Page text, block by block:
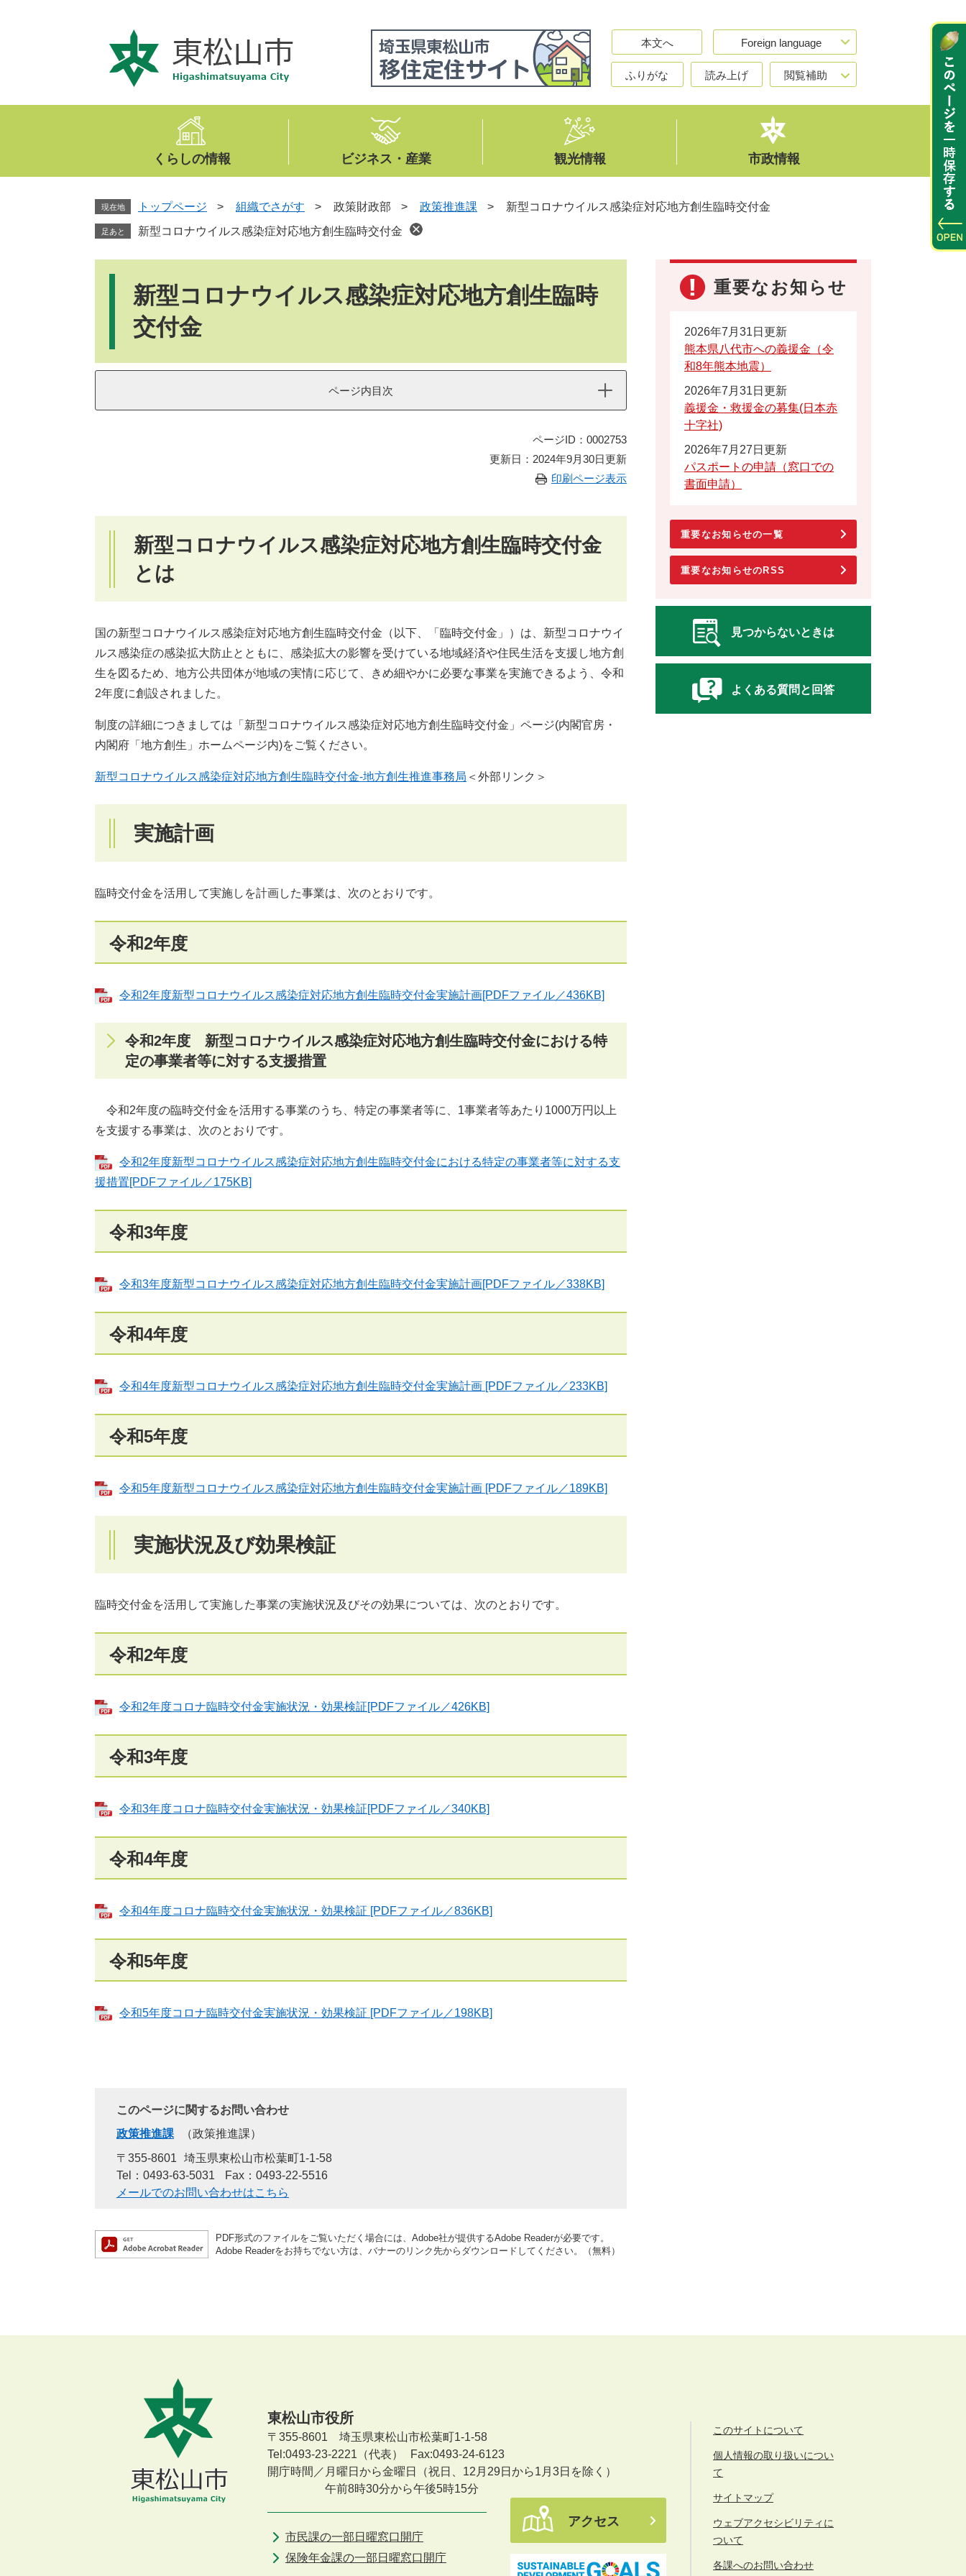
文
本文へ Foreign language
ふりがな 読み上げ 閲覧補助
くらしの情報 ビジネス・産業 観光情報 市政情報
現在地 トップページ > 組織でさがす > 政策財政部 > 政策推進課 > 新型コロナウイルス感染症対応地方創生臨時交付金
足あと 新型コロナウイルス感染症対応地方創生臨時交付金
新型コロナウイルス感染症対応地方創生臨時
交付金
ページ内目次
ページID：0002753
更新日：2024年9月30日更新
印刷ページ表示
新型コロナウイルス感染症対応地方創生臨時交付金
とは
国の新型コロナウイルス感染症対応地方創生臨時交付金（以下、「臨時交付金」）は、新型コロナウイ
ルス感染症の感染拡大防止とともに、感染拡大の影響を受けている地域経済や住民生活を支援し地方創
生を図るため、地方公共団体が地域の実情に応じて、きめ細やかに必要な事業を実施できるよう、令和
2年度に創設されました。
制度の詳細につきましては「新型コロナウイルス感染症対応地方創生臨時交付金」ページ(内閣官房・
内閣府「地方創生」ホームページ内)をご覧ください。
新型コロナウイルス感染症対応地方創生臨時交付金-地方創生推進事務局 ＜外部リンク＞
実施計画
臨時交付金を活用して実施しを計画した事業は、次のとおりです。
令和2年度
令和2年度新型コロナウイルス感染症対応地方創生臨時交付金実施計画[PDFファイル／436KB]
令和2年度 新型コロナウイルス感染症対応地方創生臨時交付金における特
定の事業者等に対する支援措置
令和2年度の臨時交付金を活用する事業のうち、特定の事業者等に、1事業者等あたり1000万円以上
を支援する事業は、次のとおりです。
令和2年度新型コロナウイルス感染症対応地方創生臨時交付金における特定の事業者等に対する支
援措置[PDFファイル／175KB]
令和3年度
令和3年度新型コロナウイルス感染症対応地方創生臨時交付金実施計画[PDFファイル／338KB]
令和4年度
令和4年度新型コロナウイルス感染症対応地方創生臨時交付金実施計画 [PDFファイル／233KB]
令和5年度
令和5年度新型コロナウイルス感染症対応地方創生臨時交付金実施計画 [PDFファイル／189KB]
実施状況及び効果検証
臨時交付金を活用して実施した事業の実施状況及びその効果については、次のとおりです。
令和2年度
令和2年度コロナ臨時交付金実施状況・効果検証[PDFファイル／426KB]
令和3年度
令和3年度コロナ臨時交付金実施状況・効果検証[PDFファイル／340KB]
令和4年度
令和4年度コロナ臨時交付金実施状況・効果検証 [PDFファイル／836KB]
令和5年度
令和5年度コロナ臨時交付金実施状況・効果検証 [PDFファイル／198KB]
このページに関するお問い合わせ
政策推進課
政策推進課
〒355-8601
埼玉県東松山市松葉町1-1-58
Tel：0493-63-5031
Fax：0493-22-5516
メールでのお問い合わせはこちら
PDF形式のファイルをご覧いただく場合には、Adobe社が提供するAdobe Readerが必要です。
Adobe Readerをお持ちでない方は、バナーのリンク先からダウンロードしてください。（無料）
重要なお知らせ
2026年7月31日更新
熊本県八代市への義援金（令
和8年熊本地震）
2026年7月31日更新
義援金・救援金の募集(日本赤
十字社)
2026年7月27日更新
パスポートの申請（窓口での
書面申請）
重要なお知らせの一覧
重要なお知らせのRSS
見つからないときは
よくある質問と回答
東松山市役所
〒355-8601 埼玉県東松山市松葉町1-1-58
Tel:0493-23-2221（代表）
Fax:0493-24-6123
開庁時間／月曜日から金曜日
（祝日、12月29日から1月3日を除く）
午前8時30分から午後5時15分
市民課の一部日曜窓口開庁
保険年金課の一部日曜窓口開庁
アクセス
このサイトについて
個人情報の取り扱いについ
て
サイトマップ
ウェブアクセシビリティに
ついて
各課へのお問い合わせ